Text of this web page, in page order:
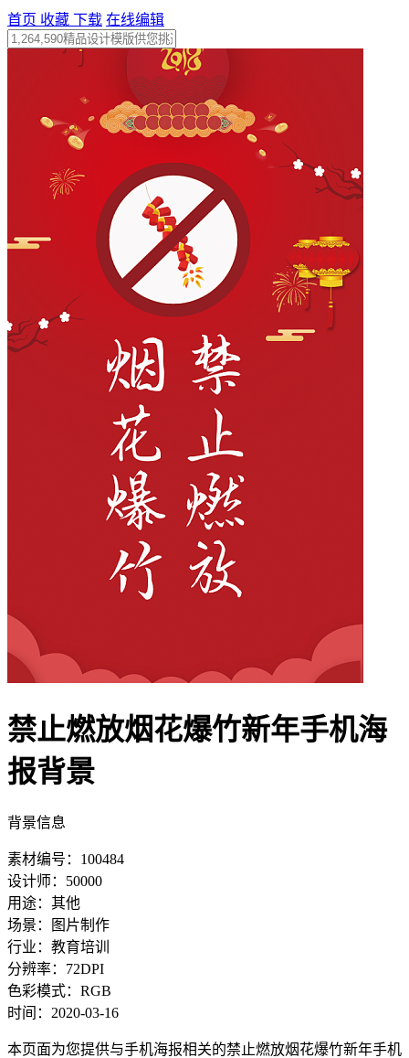
首页 收藏 下载 在线编辑
禁止燃放烟花爆竹新年手机海
报背景
背景信息
素材编号：100484
设计师：50000
用途：其他
场景：图片制作
行业：教育培训
分辨率：72DPI
色彩模式：RGB
时间：2020-03-16
本页面为您提供与手机海报相关的禁止燃放烟花爆竹新年手机